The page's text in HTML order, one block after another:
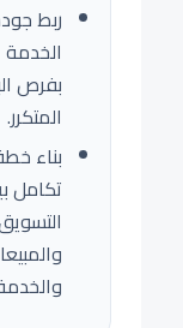
ربط
الخدمة
بفرص
المتكرر.
بناء
تكامل